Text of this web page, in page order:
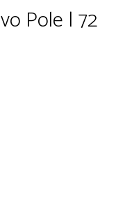
Pole | 72